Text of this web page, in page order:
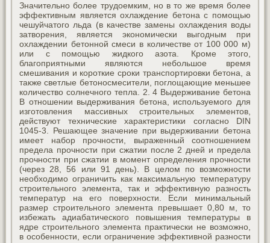
Значительно более трудоемким, но в то же время более
эффективным является охлаждение бетона с помощью
чешуйчатого льда (в качестве замены охлаждения воды
затворения, является экономически выгодным при
охлаждении бетонной смеси в количестве от 100 000 м)
или с помощью жидкого азота. Кроме этого,
благоприятными являются небольшое время
смешивания и короткие сроки транспортировки бетона, а
также светлые бетоносмесители, поглощающие меньшее
количество солнечного тепла. 2. 4 Выдерживание бетона
В отношении выдерживания бетона, используемого для
изготовления массивных строительных элементов,
действуют технические характеристики согласно DIN
1045-3. Решающее значение при выдерживании бетона
имеет набор прочности, выраженный соотношением
предела прочности при сжатии после 2 дней и предела
прочности при сжатии в момент определения прочности
(через 28, 56 или 91 день). В целом по возможности
необходимо ограничить как максимальную температуру
строительного элемента, так и эффективную разность
температур на его поверхности. Если минимальный
размер строительного элемента превышает 0,80 м, то
избежать адиабатического повышения температуры в
ядре строительного элемента практически не возможно,
в особенности, если ограничение эффективной разности